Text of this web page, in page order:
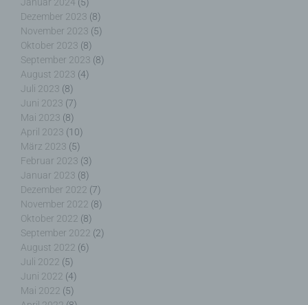
Januar 2024 (5)
Dezember 2023 (8)
November 2023 (5)
Oktober 2023 (8)
September 2023 (8)
August 2023 (4)
Juli 2023 (8)
Juni 2023 (7)
Mai 2023 (8)
April 2023 (10)
März 2023 (5)
Februar 2023 (3)
Januar 2023 (8)
Dezember 2022 (7)
November 2022 (8)
Oktober 2022 (8)
September 2022 (2)
August 2022 (6)
Juli 2022 (5)
Juni 2022 (4)
Mai 2022 (5)
Name und Anschrift des für die Verarbeitung
Verantwortlichen
Verantwortlicher im Sinne der Datenschutz-
Grundverordnung, sonstiger in den Mitgliedstaaten
der Europäischen Union geltenden
Datenschutzgesetze und anderer Bestimmungen
mit datenschutzrechtlichem Charakter ist die:
Nicht kommerzielle Homepage Woiga.de
Wolfgang Behling
Karwendelstraße 9
82499 Wallgau
Deutschland
E-Mail: wolfgang.behling@t-online.de